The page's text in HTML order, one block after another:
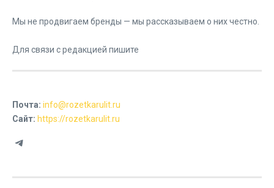
Мы не продвигаем бренды — мы рассказываем о них честно.
Для связи с редакцией пишите
Почта: info@rozetkarulit.ru
Сайт: https://rozetkarulit.ru
Telegram